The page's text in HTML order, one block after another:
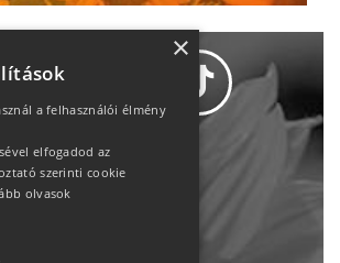
Adatvédelem
×
a felhasználói élmény
elfogadod az
szerinti cookie
olvasok